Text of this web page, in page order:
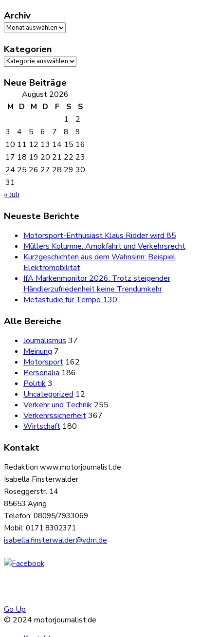
Archiv
Archiv
Kategorien
Kategorien
Neue Beiträge
August 2026
M D M D F S
S
1
2
3
4 5 6 7 8
9
10 11 12 13 14 15 16
17 18 19 20 21 22 23
24 25 26 27 28 29 30
31
« Juli
Neueste Berichte
Motorsport-Enthusiast Klaus Ridder wird 85
Müllers Kolumne: Amokfahrt und Verkehrsrecht
Kurzgeschichten aus dem Wahnsinn: Beispiel
Elektromobilität
IfA Markenmonitor 2026: Trotz steigender
Händlerzufriedenheit keine Trendumkehr
Metastudie für Tempo 130
Alle Bereiche
Journalismus 37
Meinung 7
Motorsport 162
Personalia 186
Politik3
Uncategorized 12
Verkehr und Technik 255
Verkehrssicherheit367
Wirtschaft 180
Kontakt
Redaktion www.motorjournalist.de
Isabella Finsterwalder
Roseggerstr. 14
85653 Aying
Telefon: 08095/7933069
Mobil: 0171 8302371
isabella.finsterwalder@vdm.de
Go Up
© 2024 motorjournalist.de